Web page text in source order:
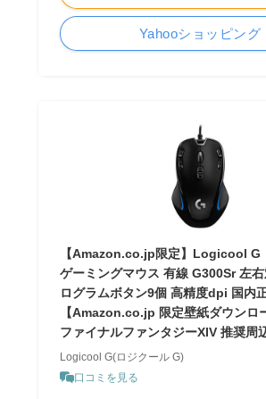
Yahooショッピング
【Amazon.co.jp限定】Logicool G
ゲーミングマウス 有線 G300Sr 左
ログラムボタン9個 高精度dpi 国内
【Amazon.co.jp 限定壁紙ダウンロ
ファイナルファンタジーXIV 推奨周
Logicool G(ロジクール G)
口コミを見る